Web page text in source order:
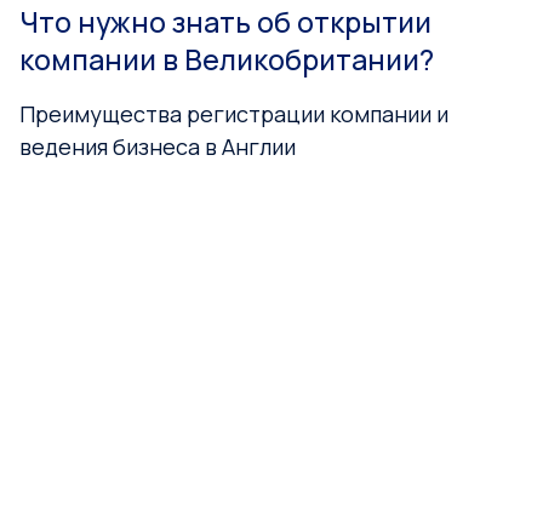
Что нужно знать об открытии
компании в Великобритании?
Преимущества регистрации компании и
ведения бизнеса в Англии